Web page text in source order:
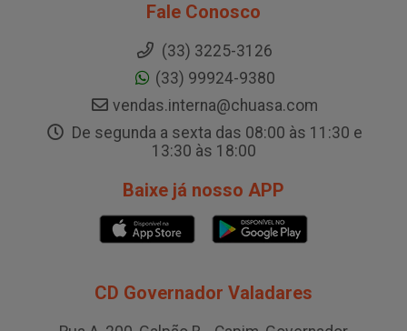
Fale Conosco
(33) 3225-3126
(33) 99924-9380
vendas.interna@chuasa.com
De segunda a sexta das 08:00 às 11:30 e
13:30 às 18:00
Baixe já nosso APP
CD Governador Valadares